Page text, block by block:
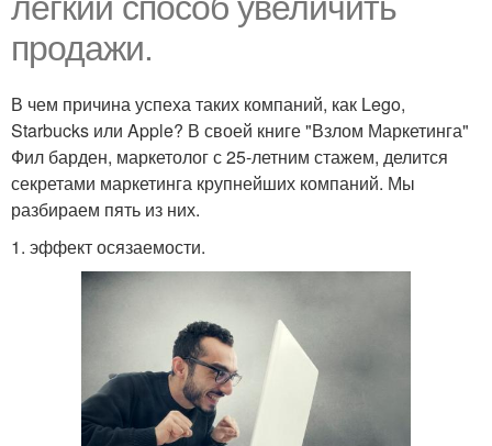
продажи.
В чем причина успеха таких компаний, как Lego,
Starbucks или Apple? В своей книге "Взлом Маркетинга"
Фил барден, маркетолог с 25-летним стажем, делится
секретами маркетинга крупнейших компаний. Мы
разбираем пять из них.
1. эффект осязаемости.